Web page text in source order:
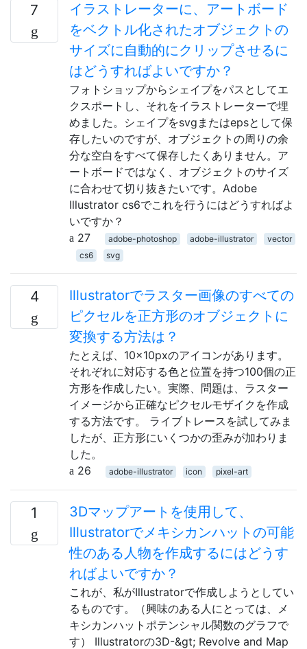
7
イラストレーターに、アートボード
をベクトル化されたオブジェクトの
サイズに自動的にクリップさせるに
はどうすればよいですか？
フォトショップからシェイプをパスとしてエ
クスポートし、それをイラストレーターで埋
めました。シェイプをsvgまたはepsとして保
存したいのですが、オブジェクトの周りの余
分な空白をすべて保存したくありません。ア
ートボードではなく、オブジェクトのサイズ
に合わせて切り抜きたいです。Adobe
Illustrator cs6でこれを行うにはどうすればよ
いですか？
27
adobe-photoshop adobe-illustrator
vector
cs6
svg
4
Illustratorでラスター画像のすべての
ピクセルを正方形のオブジェクトに
変換する方法は？
たとえば、10×10pxのアイコンがあります。
それぞれに対応する色と位置を持つ100個の正
方形を作成したい。実際、問題は、ラスター
イメージから正確なピクセルモザイクを作成
する方法です。 ライブトレースを試してみま
したが、正方形にいくつかの歪みが加わりま
した。
26
adobe-illustrator icon pixel-art
1
3Dマップアートを使用して、
Illustratorでメキシカンハットの可能
性のある人物を作成するにはどうす
ればよいですか？
これが、私がIllustratorで作成しようとしてい
るものです。（興味のある人にとっては、メ
キシカンハットポテンシャル関数のグラフで
す） Illustratorの3D-&gt; Revolve and Map